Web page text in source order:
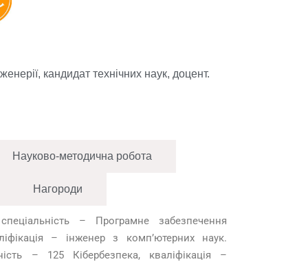
кандидат технічних наук, доцент.
Науково-методична робота
Нагороди
– Програмне забезпечення
– інженер з комп’ютерних наук.
– 125 Кібербезпека, кваліфікація –